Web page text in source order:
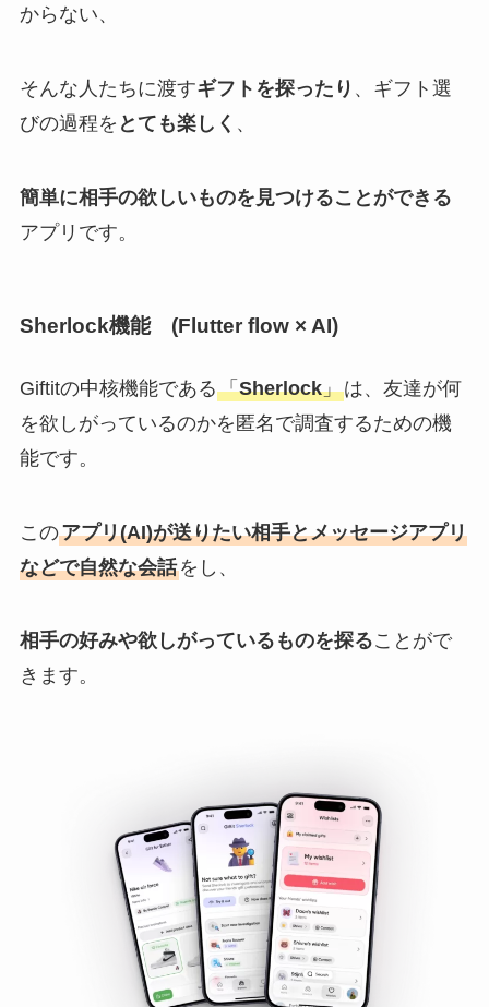
からない、
そんな人たちに渡すギフトを探ったり 、ギフト選
びの過程を とても楽しく 、
簡単に相手の欲しいものを見つけることができる
アプリです。
Sherlock機能 (Flutter flow × AI)
Giftitの中核機能である「Sherlock」は、友達が何
を欲しがっているのかを匿名で調査するための機
能です。
このアプリ(AI)が送りたい相手とメッセージアプリ
などで自然な会話をし、
相手の好みや欲しがっているものを探ることがで
きます。